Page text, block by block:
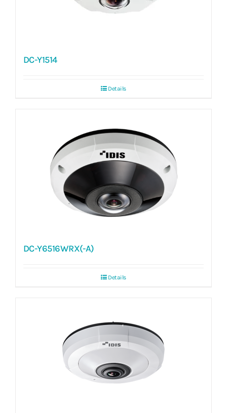
DC-Y1514
Details
DC-Y6516WRX(-A)
Details